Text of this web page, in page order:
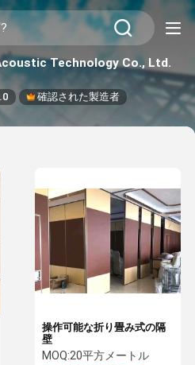
Technology Co., Ltd.
確認された製造者
操作可能な折り畳み式の隔
壁
MOQ:20平方メートル